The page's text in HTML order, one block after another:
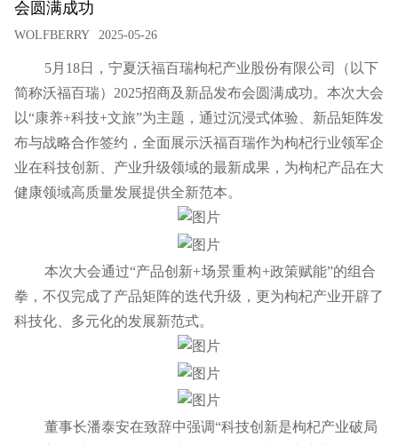
会圆满成功
WOLFBERRY 2025-05-26
5月18日，宁夏沃福百瑞枸杞产业股份有限公司（以下
简称沃福百瑞）2025招商及新品发布会圆满成功。本次大会
以“康养+科技+文旅”为主题，通过沉浸式体验、新品矩阵发
布与战略合作签约，全面展示沃福百瑞作为枸杞行业领军企
业在科技创新、产业升级领域的最新成果，为枸杞产品在大
健康领域高质量发展提供全新范本。
本次大会通过“产品创新+场景重构+政策赋能”的组合
拳，不仅完成了产品矩阵的迭代升级，更为枸杞产业开辟了
科技化、多元化的发展新范式。
董事长潘泰安在致辞中强调“科技创新是枸杞产业破局